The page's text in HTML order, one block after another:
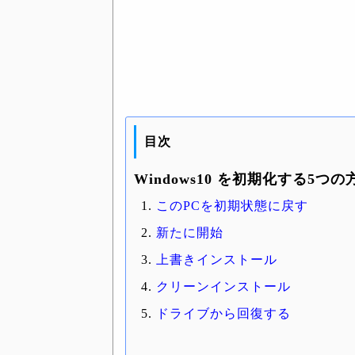
目次
Windows10 を初期化する5つの
このPCを初期状態に戻す
新たに開始
上書きインストール
クリーンインストール
ドライブから回復する